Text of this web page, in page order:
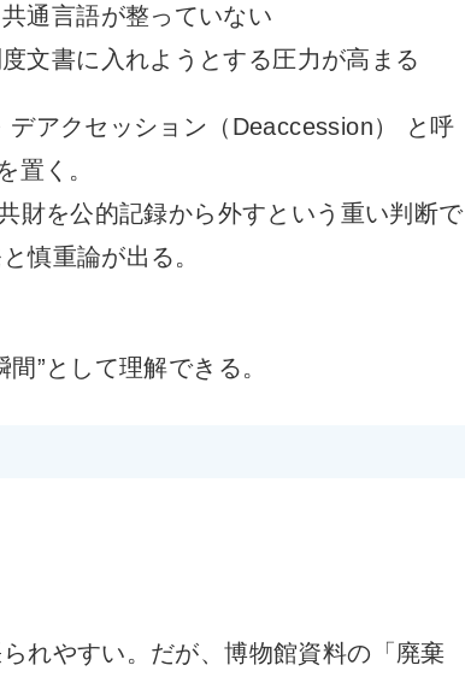
通言語が整っていない
文書に入れようとする圧力が高まる
アクセッション（Deaccession） と呼
置く。
財を公的記録から外すという重い判断で
慎重論が出る。
”として理解できる。
れやすい。だが、博物館資料の「廃棄